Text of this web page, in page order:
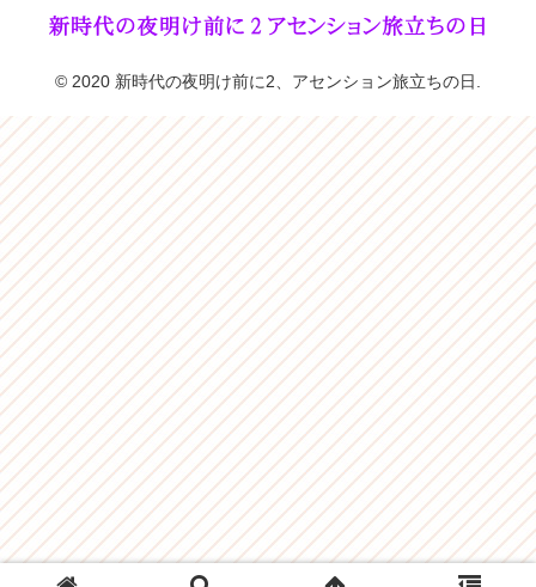
© 2020 新時代の夜明け前に2、アセンション旅立ちの日.